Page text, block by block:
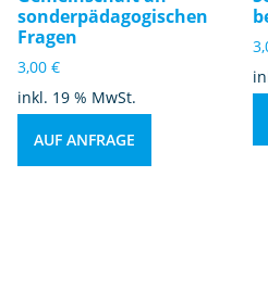
sonderpädagogischen
Fragen
3,00 €
inkl. 19 % MwSt.
AUF ANFRAGE